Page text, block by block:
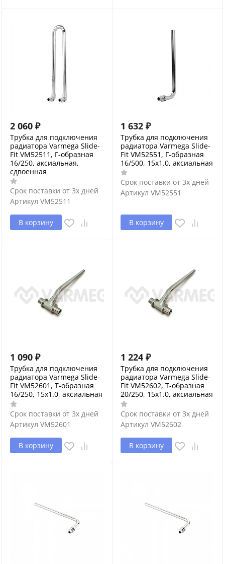
2 060 ₽
Трубка для подключения
радиатора Varmega Slide-
Fit VM52511, Г-образная
16/250, аксиальная,
сдвоенная
Срок поставки от 3х дней
Артикул VM52511
В корзину
1 632 ₽
Трубка для подключения
радиатора Varmega Slide-
Fit VM52551, Г-образная
16/500, 15х1.0, аксиальная
Срок поставки от 3х дней
Артикул VM52551
В корзину
1 090 ₽
Трубка для подключения
радиатора Varmega Slide-
Fit VM52601, Т-образная
16/250, 15х1.0, аксиальная
Срок поставки от 3х дней
Артикул VM52601
В корзину
1 224 ₽
Трубка для подключения
радиатора Varmega Slide-
Fit VM52602, Т-образная
20/250, 15х1.0, аксиальная
Срок поставки от 3х дней
Артикул VM52602
В корзину